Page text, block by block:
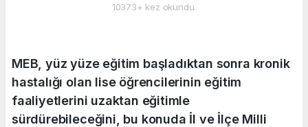
10373+ kez okundu.
MEB, yüz yüze eğitim başladıktan sonra kronik
hastalığı olan lise öğrencilerinin eğitim
faaliyetlerini uzaktan eğitimle
sürdürebileceğini, bu konuda İl ve İlçe Milli